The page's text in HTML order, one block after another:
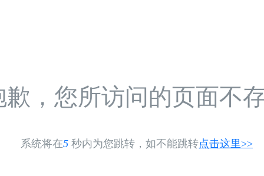
歉，您所访问的页面不
系统将在5 秒内为您跳转，如不能跳转点击这里>>